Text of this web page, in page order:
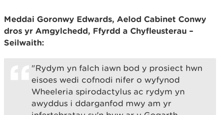
Meddai Goronwy Edwards, Aelod Cabinet Conwy
dros yr Amgylchedd, Ffyrdd a Chyfleusterau –
Seilwaith:
"Rydym yn falch iawn bod y prosiect hwn
eisoes wedi cofnodi nifer o wyfynod
Wheeleria spirodactylus ac rydym yn
awyddus i ddarganfod mwy am yr